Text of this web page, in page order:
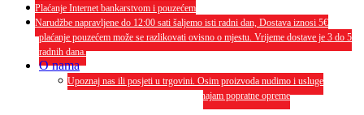
Plaćanje Internet bankarstvom i pouzećem
Narudžbe napravljene do 12:00 sati šaljemo isti radni dan, Dostava iznosi 5€
plaćanje pouzećem može se razlikovati ovisno o mjestu. Vrijeme dostave je 3 do 5
radnih dana.
O nama
Upoznaj nas ili posjeti u trgovini. Osim proizvoda nudimo i usluge
dekoriranja interijera i eksterija te najam popratne opreme